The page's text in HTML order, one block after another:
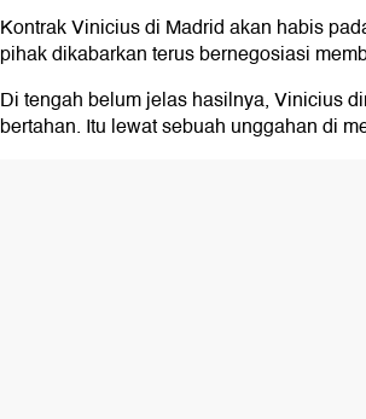
Kontrak Vinicius di Madrid akan habis
pihak dikabarkan terus bernegosiasi
Di tengah belum jelas hasilnya, Vinicius
bertahan. Itu lewat sebuah unggahan di